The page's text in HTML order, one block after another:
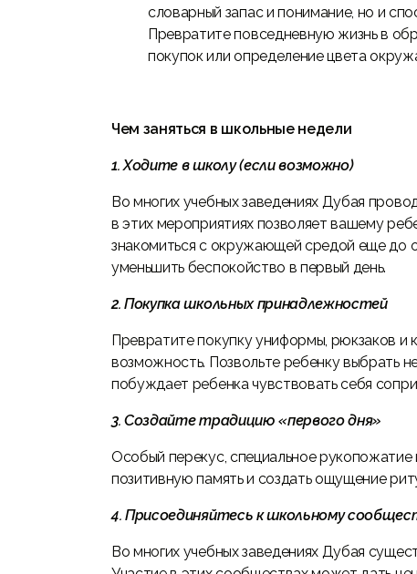
словарный запас и понимание, но и
Превратите повседневную жизнь в
покупок или определение цвета
Чем заняться в школьные недели
1. Ходите в школу (если возможно)
Во многих учебных заведениях Дубая
в этих мероприятиях позволяет вашему
знакомиться с окружающей средой еще до
уменьшить беспокойство в первый день.
2. Покупка школьных принадлежностей
Превратите покупку униформы, рюкзаков
возможность. Позвольте ребенку выбрать
побуждает ребенка чувствовать себя
3. Создайте традицию «первого дня»
Особый перекус, специальное
позитивную память и создать ощущение
4. Присоединяйтесь к школьному
Во многих учебных заведениях Дубая